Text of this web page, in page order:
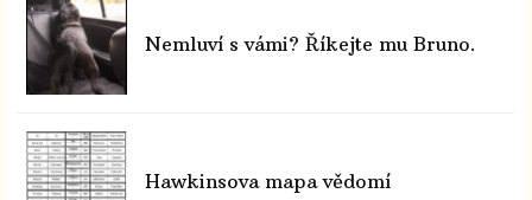
Nemluví s vámi? Říkejte mu Bruno.
Hawkinsova mapa vědomí